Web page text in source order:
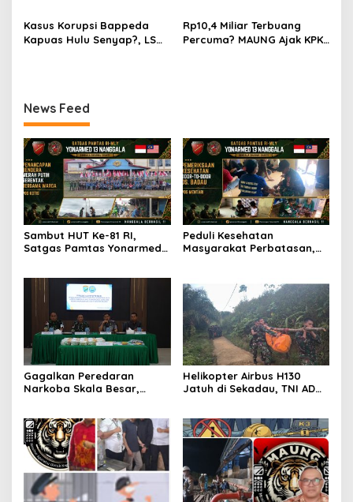
Tahanan Kejari Pontianak
Prioritas Tak Bisa Ditawar
Kasus Korupsi Bappeda
Kapuas Hulu Senyap?, LSM
Rp10,4 Miliar Terbuang
Percuma? MAUNG Ajak KPK
News Feed
Sambut HUT Ke-81 RI,
Satgas Pamtas Yonarmed
Merah Putih Sepanjang 4
KM di Jalan Raya
Perbatasan
Peduli Kesehatan
Masyarakat Perbatasan,
Gelar Pelayanan Medis
Door-to-Door di Desa
Badau
Gagalkan Peredaran
Narkoba Skala Besar,
WNA Malaysia ke BNNP
Kalbar
Helikopter Airbus H130
Jatuh di Sekadau, TNI AD
Evakuasi